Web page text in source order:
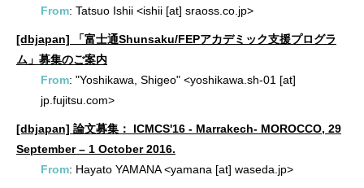
From: Tatsuo Ishii <ishii [at] sraoss.co.jp>
[dbjapan] 「富士通Shunsaku/FEPアカデミック支援プログラ
ム」募集のご案内
From: "Yoshikawa, Shigeo" <yoshikawa.sh-01 [at]
jp.fujitsu.com>
[dbjapan] 論文募集： ICMCS'16 - Marrakech- MOROCCO, 29
September – 1 October 2016.
From: Hayato YAMANA <yamana [at] waseda.jp>